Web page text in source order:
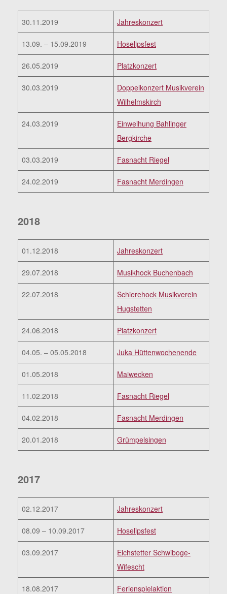
30.11.2019 Jahreskonzert
13.09. – 15.09.2019 Hoselipsfest
26.05.2019 Platzkonzert
30.03.2019
Doppelkonzert Musikverein
Wilhelmskirch
24.03.2019
Einweihung Bahlinger
Bergkirche
03.03.2019 Fasnacht Riegel
24.02.2019 Fasnacht Merdingen
2018
01.12.2018 Jahreskonzert
29.07.2018 Musikhock Buchenbach
22.07.2018
Schierehock Musikverein
Hugstetten
24.06.2018 Platzkonzert
04.05. – 05.05.2018 Juka Hüttenwochenende
01.05.2018 Maiwecken
11.02.2018 Fasnacht Riegel
04.02.2018 Fasnacht Merdingen
20.01.2018 Grümpelsingen
2017
02.12.2017 Jahreskonzert
08.09 – 10.09.2017 Hoselipsfest
03.09.2017
Eichstetter Schwiboge-
Wifescht
18.08.2017 Ferienspielaktion